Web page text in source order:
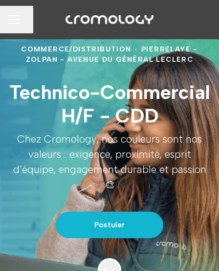
Partager la page
COMMERCE/DISTRIBUTION ·
PIERRELAYE -
ZOLPAN - AVENUE DU GÉNÉRAL LECLERC
Technico-Commercial
H/F - CDD
Chez Cromology, nos couleurs sont nos
valeurs : exigence, proximité, esprit
d’équipe, engagement durable et passion
🎨
Postuler